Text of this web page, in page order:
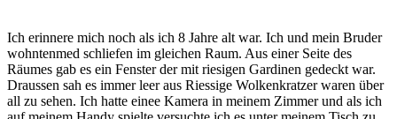
Ich erinnere mich noch als ich 8 Jahre alt war. Ich und mein Bruder
wohntenmed schliefen im gleichen Raum. Aus einer Seite des
Räumes gab es ein Fenster der mit riesigen Gardinen gedeckt war.
Draussen sah es immer leer aus Riessige Wolkenkratzer waren über
all zu sehen. Ich hatte einee Kamera in meinem Zimmer und als ich